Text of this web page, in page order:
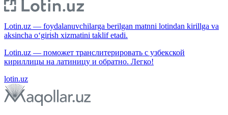
Lotin.uz — foydalanuvchilarga berilgan matnni lotindan kirillga va
aksincha o‘girish xizmatini taklif etadi.
Lotin.uz — поможет транслитерировать с узбекской
кириллицы на латиницу и обратно. Легко!
lotin.uz